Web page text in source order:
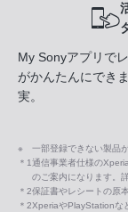
My Sonyアプリで
がかんたんにでき
実。
※ 一部登録できない製品
＊1通信事業者仕様の
のご案内になります。
＊2保証書やレシートの原
＊2XperiaやPlayStationな